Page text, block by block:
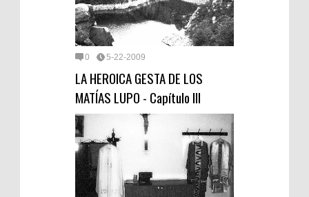
0 5-22-2009
LA HEROICA GESTA DE LOS
MATÍAS LUPO - Capítulo III